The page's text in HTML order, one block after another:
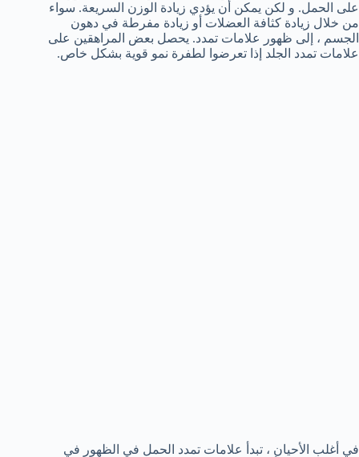
على الحمل. و لكن يمكن أن يؤدي زيادة الوزن السريعة. سواء
من خلال زيادة كثافة العضلات أو زيادة مفرطة في دهون
الجسم ، إلى ظهور علامات تمدد. يحصل بعض المراهقين على
علامات تمدد الجلد إذا تعرضوا لطفرة نمو قوية بشكل خاص.
في أغلب الأحيان ، تبدأ علامات تمدد الحمل في الظهور في